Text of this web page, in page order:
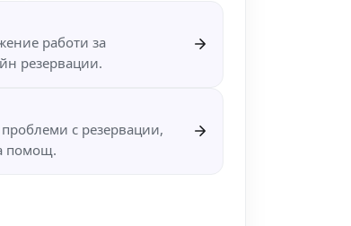
работи за
резервации.
с резервации,
помощ.